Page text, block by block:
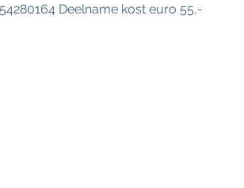
Deelname kost euro 55,-